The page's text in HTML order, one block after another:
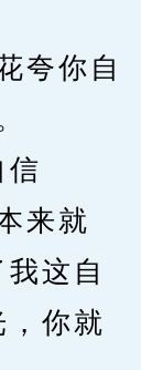
夸你自
来就
这自
你就